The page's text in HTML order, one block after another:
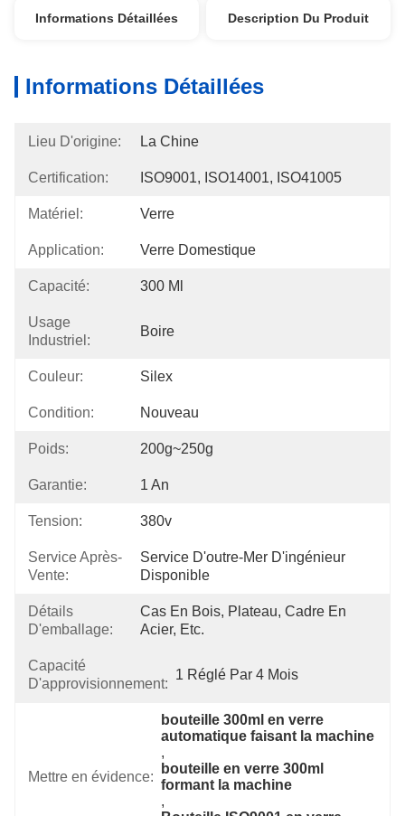
Informations Détaillées Description Du Produit
Informations Détaillées
Lieu D'origine: La Chine
Certification: ISO9001, ISO14001, ISO41005
Matériel: Verre
Application: Verre Domestique
Capacité: 300 Ml
Usage
Industriel:
Boire
Couleur: Silex
Condition: Nouveau
Poids: 200g~250g
Garantie: 1 An
Tension: 380v
Service Après-
Vente:
Service D'outre-Mer D'ingénieur
Disponible
Détails
D'emballage:
Cas En Bois, Plateau, Cadre En
Acier, Etc.
Capacité
D'approvisionnement:
1 Réglé Par 4 Mois
Mettre en évidence:
bouteille 300ml en verre
automatique faisant la machine
,
bouteille en verre 300ml
formant la machine
,